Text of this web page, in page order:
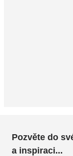
Pozvěte do
a inspiraci...